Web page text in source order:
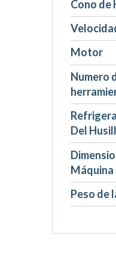
Cono de
Motor
Numero
Del
Máquina
Peso de